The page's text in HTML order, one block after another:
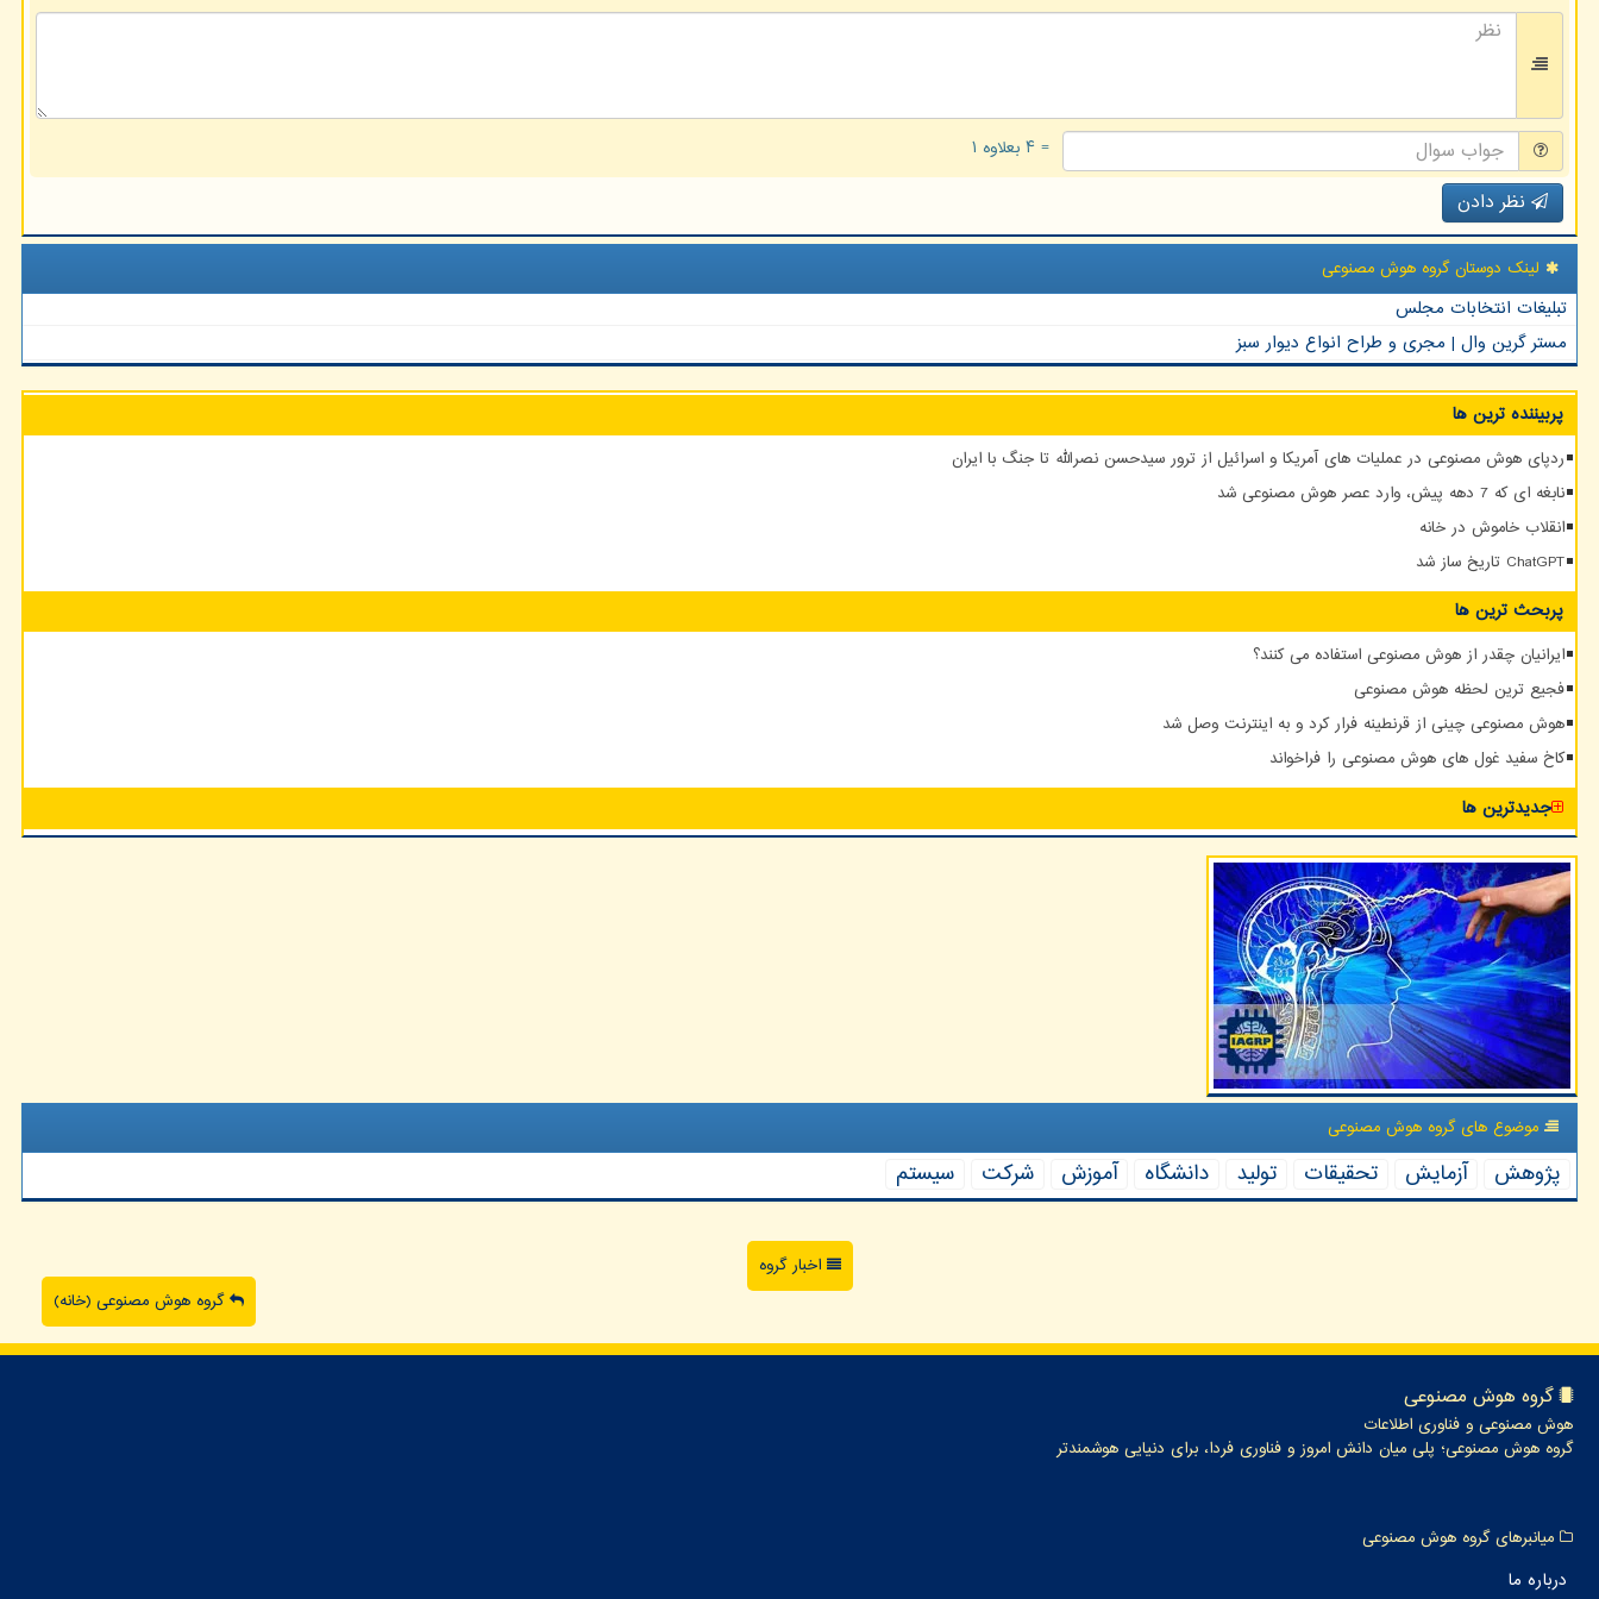
= ۴ بعلاوه ۱
نظر دادن
لینک دوستان گروه هوش مصنوعی
تبلیغات انتخابات مجلس
مستر گرین وال | مجری و طراح انواع دیوار سبز
پربیننده ترین ها
ردپای هوش مصنوعی در عملیات های آمریکا و اسرائیل از ترور سیدحسن نصرالله تا جنگ با ایران
نابغه ای که 7 دهه پیش، وارد عصر هوش مصنوعی شد
انقلاب خاموش در خانه
ChatGPT تاریخ ساز شد
پربحث ترین ها
ایرانیان چقدر از هوش مصنوعی استفاده می کنند؟
فجیع ترین لحظه هوش مصنوعی
هوش مصنوعی چینی از قرنطینه فرار کرد و به اینترنت وصل شد
کاخ سفید غول های هوش مصنوعی را فراخواند
جدیدترین ها
موضوع های گروه هوش مصنوعی
پژوهش آزمایش تحقیقات تولید دانشگاه آموزش شركت سیستم
اخبار گروه
گروه هوش مصنوعی (خانه)
گروه هوش مصنوعی
هوش مصنوعی و فناوری اطلاعات
گروه هوش مصنوعی؛ پلی میان دانش امروز و فناوری فردا، برای دنیایی هوشمندتر
میانبرهای گروه هوش مصنوعی
درباره ما